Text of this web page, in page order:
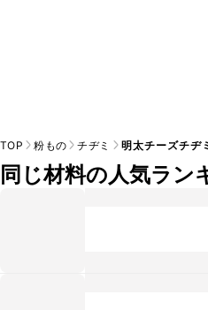
TOP 粉もの チヂミ 明太チーズチヂ
同じ材料の人気ラン